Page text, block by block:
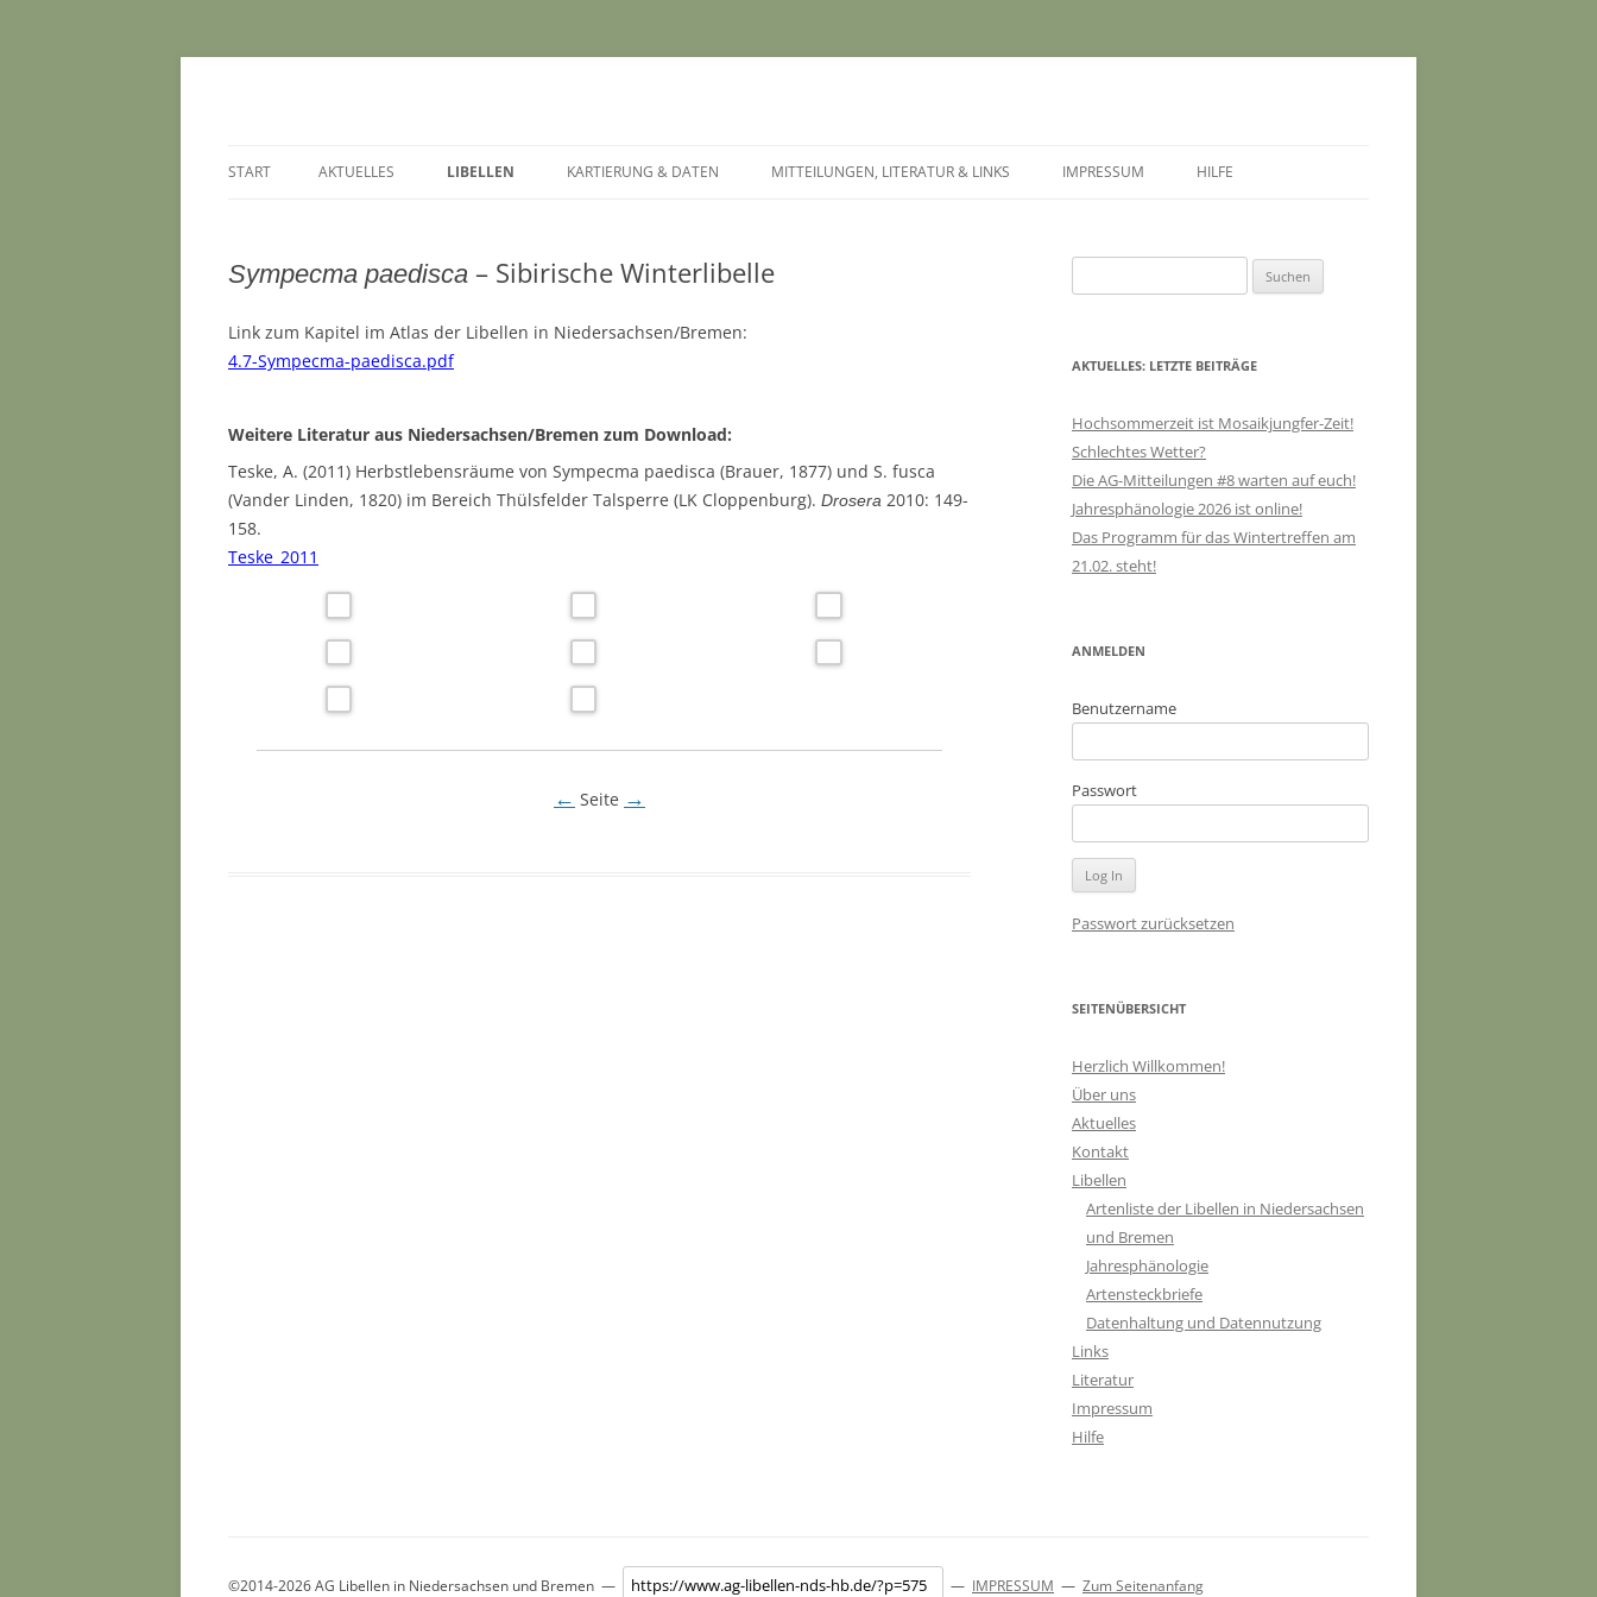
START AKTUELLES LIBELLEN KARTIERUNG & DATEN MITTEILUNGEN, LITERATUR & LINKS IMPRESSUM HILFE
Sympecma paedisca – Sibirische Winterlibelle
Link zum Kapitel im Atlas der Libellen in Niedersachsen/Bremen:
4.7-Sympecma-paedisca.pdf
Weitere Literatur aus Niedersachsen/Bremen zum Download:
Teske, A. (2011) Herbstlebensräume von Sympecma paedisca (Brauer, 1877) und S. fusca
(Vander Linden, 1820) im Bereich Thülsfelder Talsperre (LK Cloppenburg). Drosera 2010: 149-
158.
Teske_2011
← Seite →
nach:
AKTUELLES: LETZTE BEITRÄGE
Hochsommerzeit ist Mosaikjungfer-Zeit!
Schlechtes Wetter?
Die AG-Mitteilungen #8 warten auf euch!
Jahresphänologie 2026 ist online!
Das Programm für das Wintertreffen am
21.02. steht!
ANMELDEN
Benutzername
Passwort
Passwort zurücksetzen
SEITENÜBERSICHT
Herzlich Willkommen!
Über uns
Aktuelles
Kontakt
Libellen
Artenliste der Libellen in Niedersachsen
und Bremen
Jahresphänologie
Artensteckbriefe
Datenhaltung und Datennutzung
Links
Literatur
Impressum
Hilfe
©2014-2026 AG Libellen in Niedersachsen und Bremen — — IMPRESSUM — Zum Seitenanfang